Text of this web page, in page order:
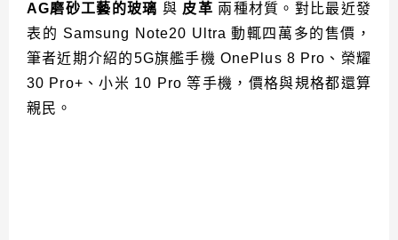
AG磨砂工藝的玻璃 與 皮革 兩種材質。對比最近發
表的 Samsung Note20 Ultra 動輒四萬多的售價，
筆者近期介紹的5G旗艦手機 OnePlus 8 Pro、榮耀
30 Pro+、小米 10 Pro 等手機，價格與規格都還算
親民。